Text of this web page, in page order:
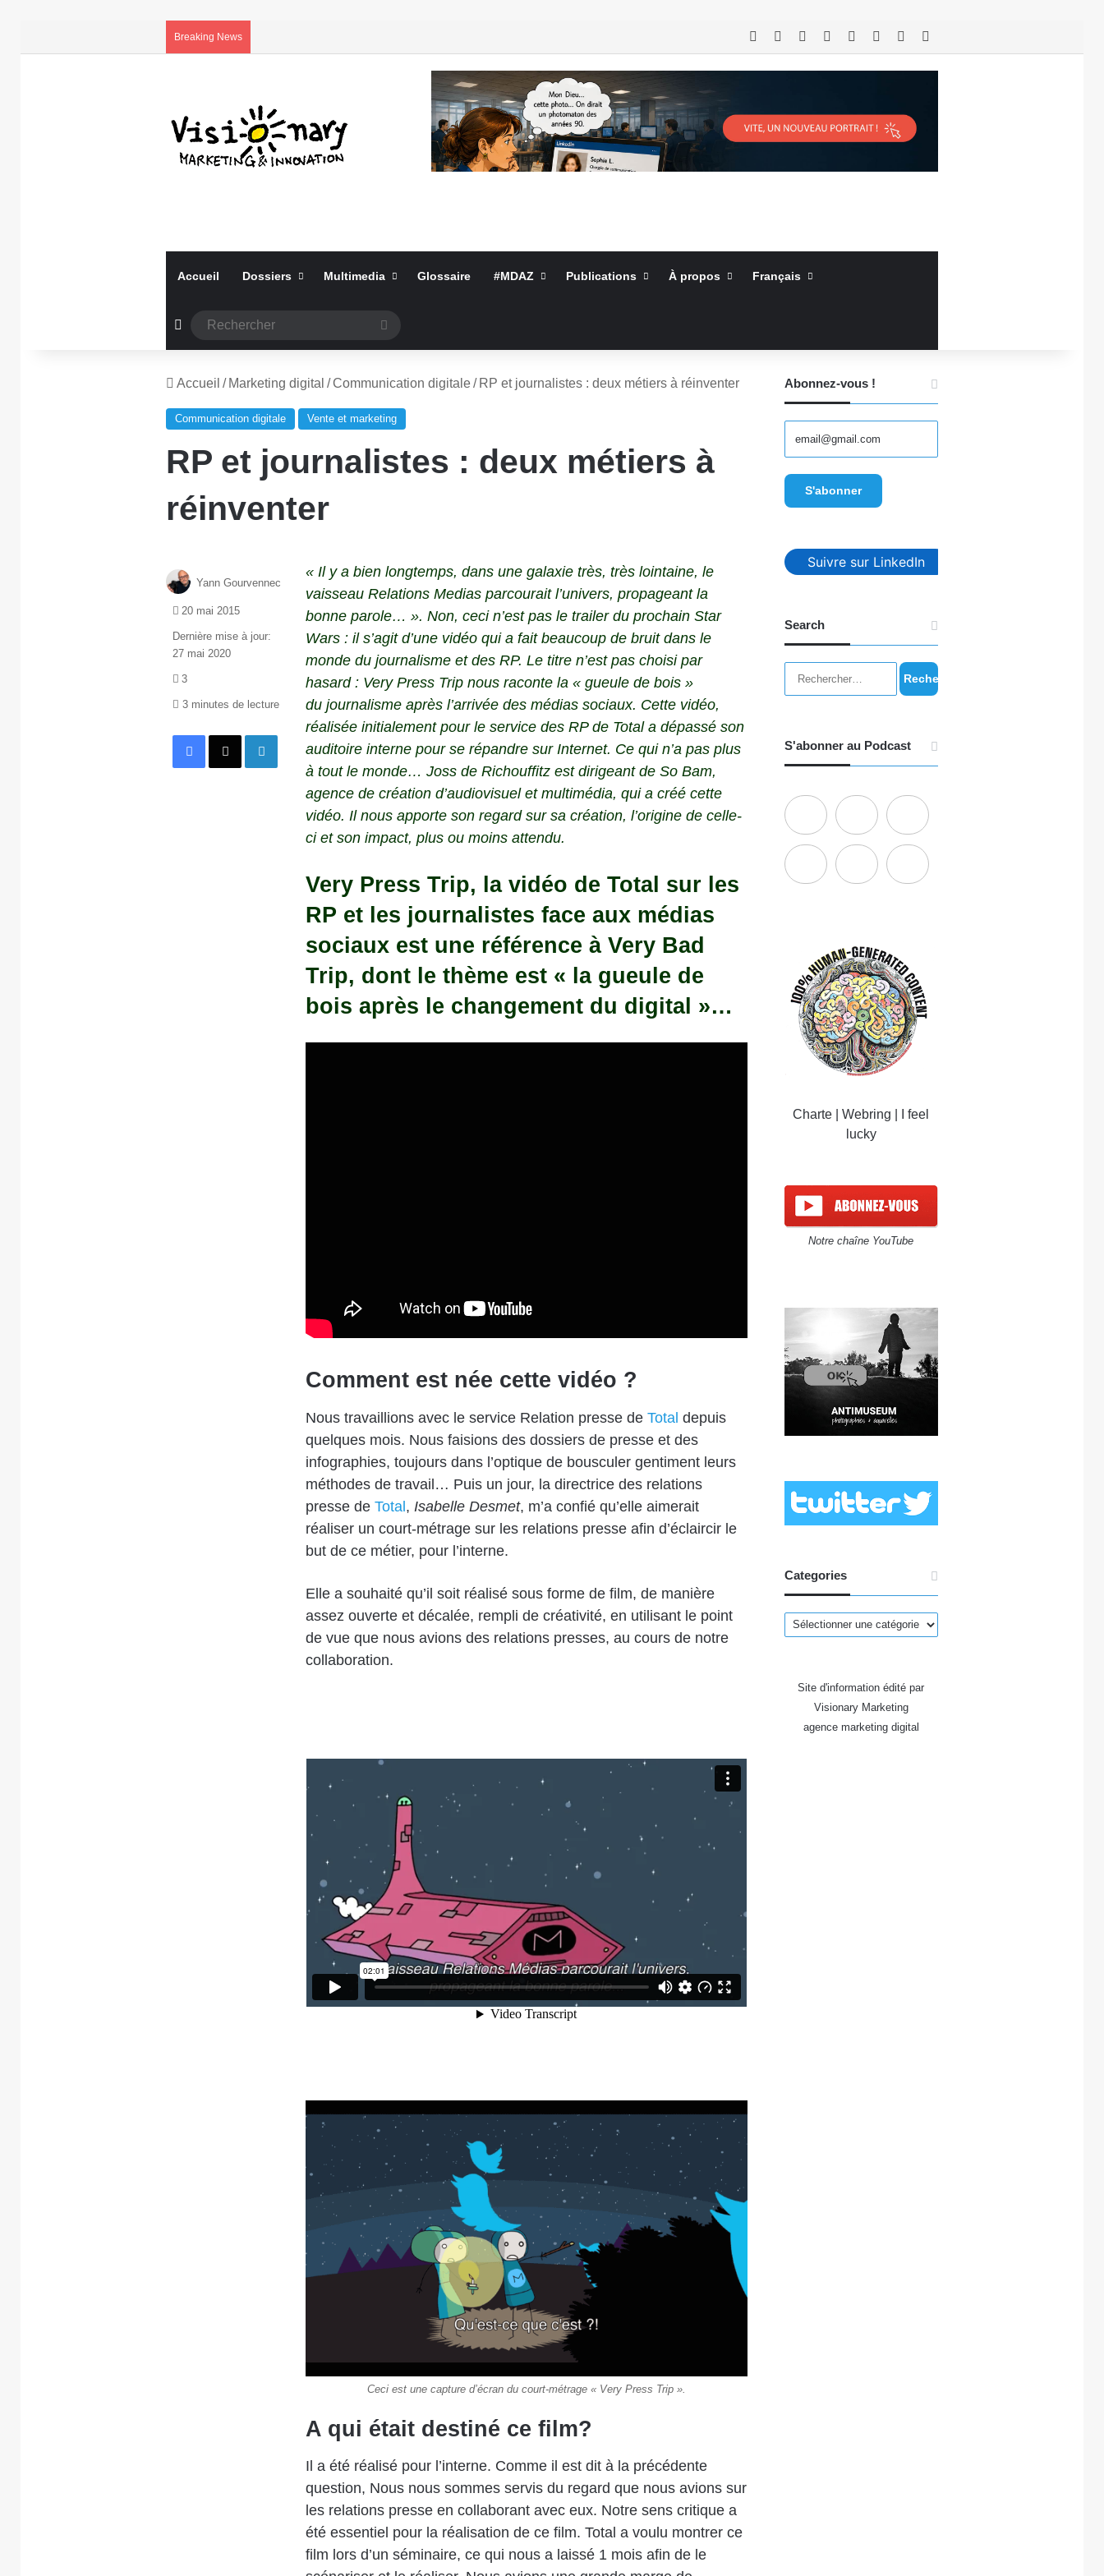
Breaking News RSS Facebook LinkedinYouTubeConnexionArticle Aléatoire
Accueil Dossiers Multimedia Glossaire #MDAZ Publications À propos Français
Article Aléatoire
Accueil / Marketing digital /Communication digitale/ RP et journalistes : deux métiers à réinventer
Communication digitale Vente et marketing
RP et journalistes : deux métiers à
réinventer
« Il y a bien longtemps, dans une galaxie très, très lointaine, le
vaisseau Relations Mediasparcourait l’univers, propageant la
bonne parole… ». Non, ceci n’est pas le trailer du prochain Star
Wars : il s’agit d’une vidéo qui a fait beaucoup de bruit dans le
monde du journalisme et des RP. Le titre n’est pas choisi par
hasard : Very Press Trip nous raconte la « gueule de bois »
du journalisme après l’arrivée des médias sociaux. Cette vidéo,
réalisée initialement pour le service des RP de Total a dépassé son
auditoire interne pour se répandre sur Internet. Ce qui n’a pas plus
à tout le monde… Joss de Richouffitzest dirigeant de So Bam,
agence de création d’audiovisuel et multimédia, qui a créé cette
vidéo. Il nous apporte son regard sur sa création, l’origine de celle-
ci et son impact, plus ou moins attendu.
Very Press Trip, la vidéo de Total sur les
RP et les journalistes face aux médias
sociaux est une référence à Very Bad
Trip, dont le thème est « la gueule de
bois après le changement du digital »…
Comment est née cette vidéo ?
Nous travaillions avec le service Relation presse de Total depuis
quelques mois. Nous faisions des dossiers de presse et des
infographies, toujours dans l’optique de bousculer gentiment leurs
méthodes de travail… Puis un jour, la directrice des relations
presse de Total, Isabelle Desmet, m’a confié qu’elle aimerait
réaliser un court-métrage sur les relations presse afin d’éclaircir le
but de ce métier, pour l’interne.
Elle a souhaité qu’il soit réalisé sous forme de film, de manière
assez ouverte et décalée, rempli de créativité, en utilisant le point
de vue que nous avions des relations presses, au cours de notre
collaboration.
Ceci est une capture d’écran du court-métrage « Very Press Trip ».
A qui était destiné ce film?
Il a été réalisé pour l’interne. Comme il est dit à la précédente
question, Nous nous sommes servis du regard que nous avions sur
les relations presse en collaborant avec eux. Notre sens critique a
été essentiel pour la réalisation de ce film. Total a voulu montrer ce
film lors d’un séminaire, ce qui nous a laissé 1 mois afin de le
Yann Gourvennec
20 mai 2015
Dernière mise à jour:
27 mai 2020
3
3 minutes de lecture
Facebook
X Linkedin
Abonnez-vous !
Suivre sur LinkedIn
Search
Rechercher :
S'abonner au Podcast
Charte |Webring
I feel
lucky
Notre chaîne YouTube
Categories
Categories
Site d'information édité par
Visionary Marketing
agence marketing digital